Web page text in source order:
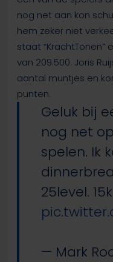
nog net aan kon
hem zeker niet
staat
van 209.500. Joris
aantal muntjes en
punten.
Geluk bij
nog net
spelen. Ik
25level.
— Mark